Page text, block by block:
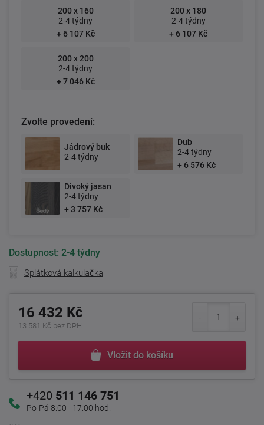
200 x 160
2-4 týdny
+ 6 107 Kč
200 x 180
2-4 týdny
+ 6 107 Kč
200 x 200
2-4 týdny
+ 7 046 Kč
Zvolte provedení:
Jádrový buk
2-4 týdny
Dub
2-4 týdny
+ 6 576 Kč
Divoký jasan
2-4 týdny
+ 3 757 Kč
Dostupnost: 2-4 týdny
Splátková kalkulačka
16 432 Kč
13 581 Kč bez DPH
Vložit do košíku
+420 511 146 751
Po-Pá 8:00 - 17:00 hod.